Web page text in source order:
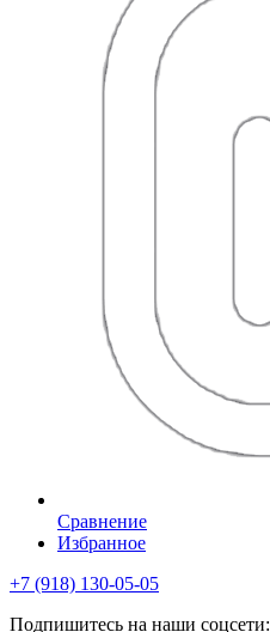
Сравнение
Избранное
+7 (918) 130-05-05
Подпишитесь на наши соцсети: